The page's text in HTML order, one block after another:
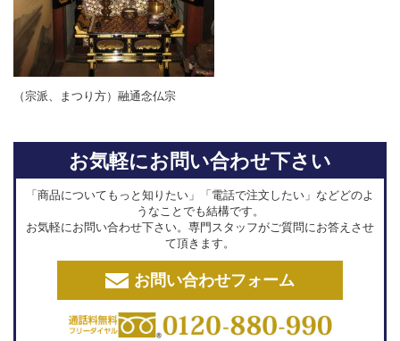
（宗派、まつり方）融通念仏宗
お気軽にお問い合わせ下さい
「商品についてもっと知りたい」「電話で注文したい」などどのよ
うなことでも結構です。
お気軽にお問い合わせ下さい。専門スタッフがご質問にお答えさせ
て頂きます。
お問い合わせフォーム